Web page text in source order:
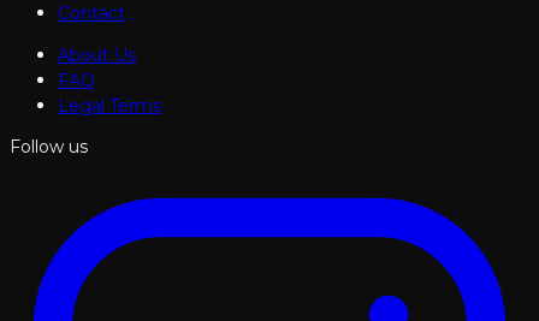
Contact
About Us
FAQ
Legal Terms
Follow us